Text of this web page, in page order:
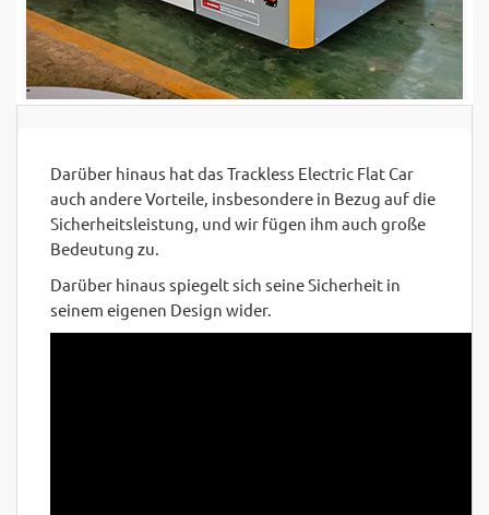
Darüber hinaus hat das Trackless Electric Flat Car
auch andere Vorteile, insbesondere in Bezug auf die
Sicherheitsleistung, und wir fügen ihm auch große
Bedeutung zu.
Darüber hinaus spiegelt sich seine Sicherheit in
seinem eigenen Design wider.